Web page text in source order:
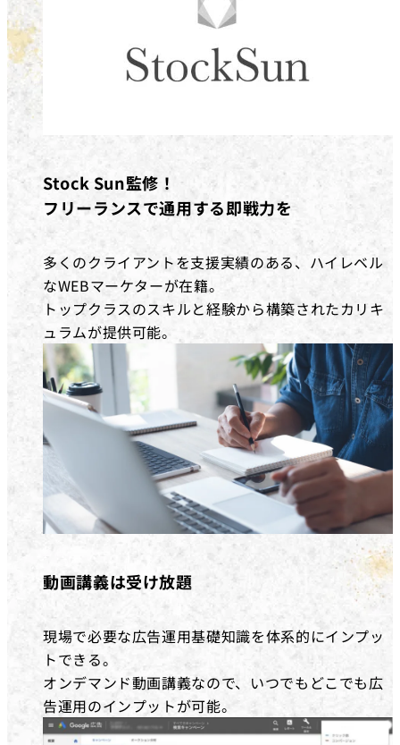
Stock Sun監修！
フリーランスで通用する即戦力を
多くのクライアントを支援実績のある、ハイレベル
なWEBマーケターが在籍。
トップクラスのスキルと経験から構築されたカリキ
ュラムが提供可能。
動画講義は受け放題
現場で必要な広告運用基礎知識を体系的にインプッ
トできる。
オンデマンド動画講義なので、いつでもどこでも広
告運用のインプットが可能。